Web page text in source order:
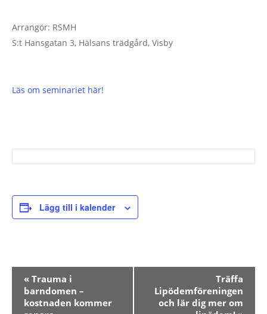
Arrangör: RSMH
S:t Hansgatan 3, Hälsans trädgård, Visby
Läs om seminariet här!
Lägg till i kalender
Evenemang-
navigering
« Trauma i
barndomen –
kostnaden kommer
Träffa
Lipödemföreningen
och lär dig mer om